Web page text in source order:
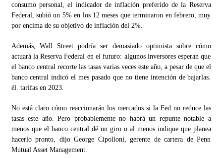
consumo personal, el indicador de inflación preferido de la Reserva
Federal, subió un 5% en los 12 meses que terminaron en febrero, muy
por encima de su objetivo de inflación del 2%.
Además, Wall Street podría ser demasiado optimista sobre cómo
actuará la Reserva Federal en el futuro: algunos inversores esperan que
el banco central recorte las tasas varias veces este año, a pesar de que el
banco central indicó el mes pasado que no tiene intención de bajarlas.
él. tarifas en 2023.
No está claro cómo reaccionarán los mercados si la Fed no reduce las
tasas este año. Pero probablemente no habrá un repunte notable a
menos que el banco central dé un giro o al menos indique que planea
hacerlo pronto, dijo George Cipolloni, gerente de cartera de Penn
Mutual Asset Management.